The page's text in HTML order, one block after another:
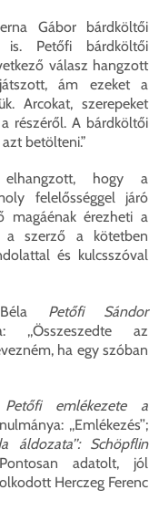
Gábor bárdköltői
is. Petőfi bárdköltői
válasz hangzott
ám ezeket a
Arcokat, szerepeket
részéről. A bárdköltői
betölteni.”
hogy a
felelősséggel járó
magáénak érezheti a
a szerző a kötetben
és kulcsszóval
Petőfi Sándor
,,Összeszedte az
ha egy szóban
Petőfi emlékezete a
,,Emlékezés’’;
áldozata’’: Schöpflin
adatolt, jól
Herczeg Ferenc